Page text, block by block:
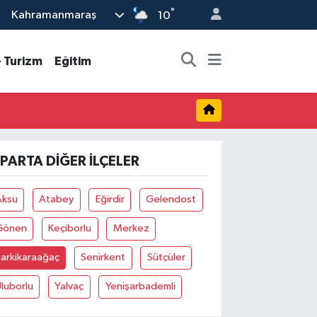
Kahramanmaraş 10°
Turizm Eğitim
DIĞER İLÇELER
Atabey Eğirdir Gelendost
Keçiborlu Merkez
Senirkent Sütçüler
Yalvaç Yenişarbademli